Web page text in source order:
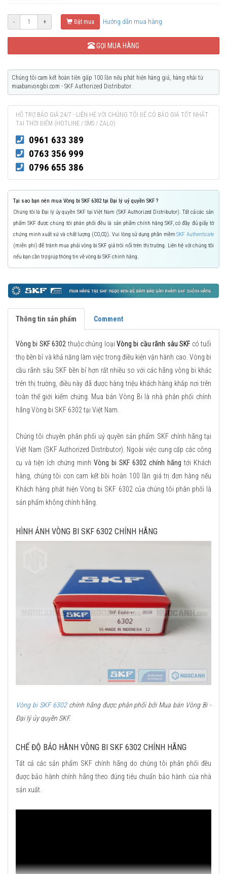
- + Đặt mua Hướng dẫn mua hàng
GỌI MUA HÀNG
Chúng tôi cam kết hoàn tiền gấp 100 lần nếu phát hiện hàng giả, hàng nhái từ
muabanvongbi.com - SKF Authorized Distributor.
HỖ TRỢ BÁO GIÁ 24/7 - LIÊN HỆ VỚI CHÚNG TÔI ĐỂ CÓ BÁO GIÁ TỐT NHẤT
TẠI THỜI ĐIỂM (HOTLINE / SMS / ZALO)
0961 633 389
0763 356 999
0796 655 386
Tại sao bạn nên mua Vòng bi SKF 6302 tại Đại lý uỷ quyền SKF ?
Chúng tôi là Đại lý ủy quyền SKF tại Việt Nam (SKF Authorized Distributor). Tất cả các sản
phẩm SKF được chúng tôi phân phối đều là sản phẩm chính hãng SKF, có đầy đủ giấy tờ
chứng minh xuất xứ và chất lượng (CO,CQ). Vui lòng sử dụng phần mềmSKF Authenticate
(miễn phí) để tránh mua phải vòng bi SKF giả trôi nổi trên thị trường. Liên hệ với chúng tôi
nếu bạn cần trợ giúp thông tin về vòng bi SKF chính hãng.
Thông tin sản phẩm Comment
Vòng bi SKF 6302 thuộc chủng loạiVòng bi cầu rãnh sâu SKF có tuổi
thọ bền bỉ và khả năng làm việc trong điều kiện vận hành cao. Vòng bi
cầu rãnh sâu SKF bền bỉ hơn rất nhiều so với các hãng vòng bi khác
trên thị trường, điều này đã được hàng triệu khách hàng khắp nơi trên
toàn thế giới kiểm chứng. Mua bán Vòng Bi là nhà phân phối chính
hãng Vòng bi SKF 6302 tại Việt Nam.
Chúng tôi chuyên phân phối uỷ quyền sản phẩm SKF chính hãng tại
Việt Nam (SKF Authorized Distributor). Ngoài việc cung cấp các công
cụ và tiện ích chứng minh Vòng bi SKF 6302 chính hãng tới Khách
hàng, chúng tôi con cam kết bồi hoàn 100 lần giá trị đơn hàng nếu
Khách hàng phát hiện Vòng bi SKF 6302 của chúng tôi phân phối là
sản phẩm không chính hãng.
HÌNH ẢNH VÒNG BI SKF 6302 CHÍNH HÃNG
Vòng bi SKF 6302chính hãng được phân phối bởi Mua bán Vòng Bi -
Đại lý ủy quyền SKF.
CHẾ ĐỘ BẢO HÀNH VÒNG BI SKF 6302 CHÍNH HÃNG
Tất cả các sản phẩm SKF chính hãng do chúng tôi phân phối đều
được bảo hành chính hãng theo đúng tiêu chuẩn bảo hành của nhà
sản xuất.